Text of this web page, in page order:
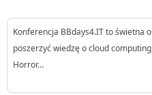
Konferencja BBdays4.IT to świetna
poszerzyć wiedzę o cloud
Horror…